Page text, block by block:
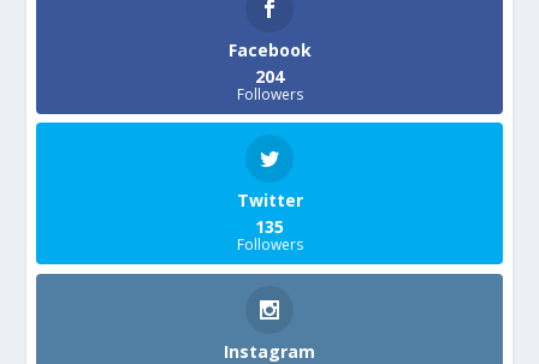
Facebook
204
Followers
Twitter
135
Followers
Instagram